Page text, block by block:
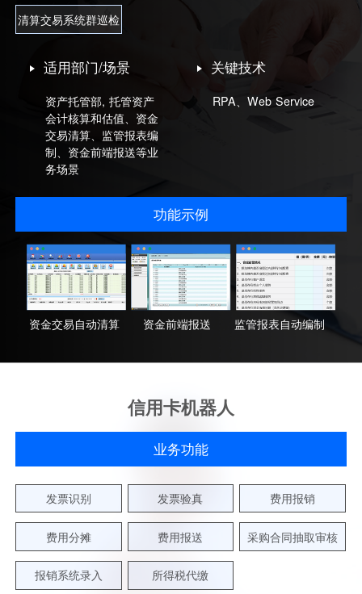
清算交易系统群巡检
适用部门/场景
资产托管部, 托管资产
会计核算和估值、资金
交易清算、监管报表编
制、资金前端报送等业
务场景
关键技术
RPA、Web Service
功能示例
资金交易自动清算 资金前端报送 监管报表自动编制
信用卡机器人
业务功能
发票识别 发票验真 费用报销
费用分摊 费用报送 采购合同抽取审核
报销系统录入 所得税代缴